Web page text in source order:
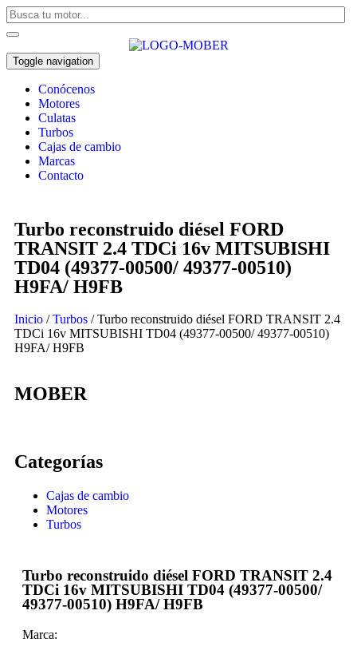
Toggle navigation
Conócenos
Motores
Culatas
Turbos
Cajas de cambio
Marcas
Contacto
Turbo reconstruido diésel FORD
TRANSIT 2.4 TDCi 16v MITSUBISHI
TD04 (49377-00500/ 49377-00510)
H9FA/ H9FB
Inicio /Turbos / Turbo reconstruido diésel FORD TRANSIT 2.4
TDCi 16v MITSUBISHI TD04 (49377-00500/ 49377-00510)
H9FA/ H9FB
MOBER
Categorías
Cajas de cambio
Motores
Turbos
Turbo reconstruido diésel FORD TRANSIT 2.4
TDCi 16v MITSUBISHI TD04 (49377-00500/
49377-00510) H9FA/ H9FB
Marca: